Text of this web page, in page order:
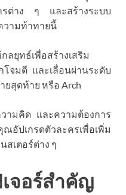
รต่าง ๆ และสร้างระบบ
วามท้าทายนี้
ยุทธ์เพื่อสร้างเสริม
จมตี และเลื่อนผ่านระดับ
สุดท้าย หรือ Arch
วามคิด และความต้องการ
รดตัวละครเพื่อเพิ่ม
เตอร์ต่าง ๆ
จอร์สำคัญ